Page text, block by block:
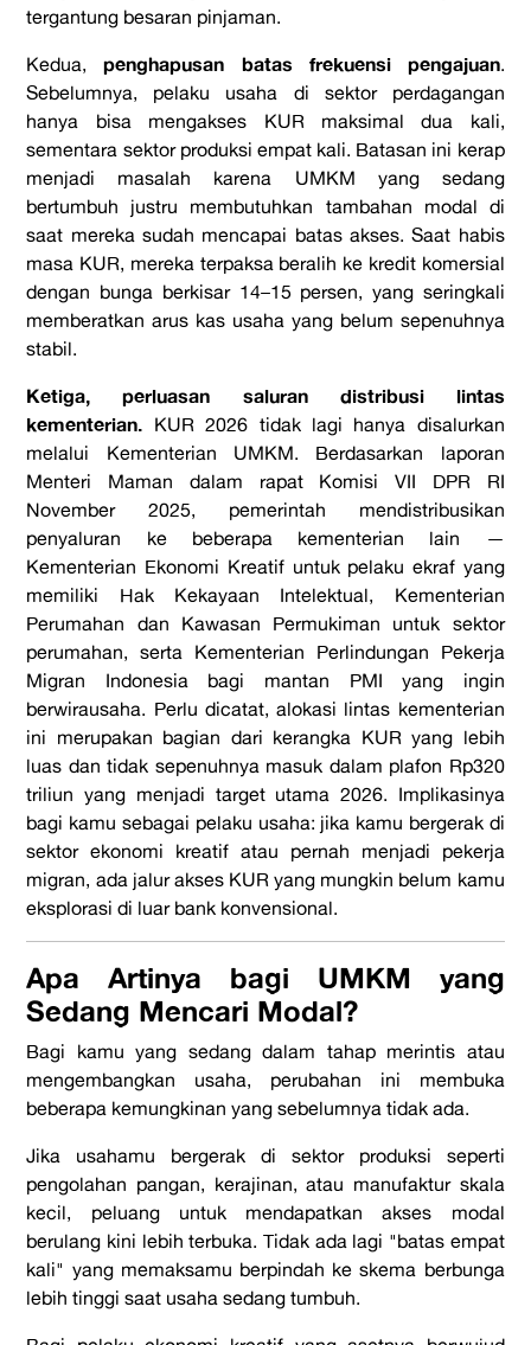
tergantung besaran pinjaman.
Kedua,penghapusan batas frekuensi pengajuan.
Sebelumnya, pelaku usaha di sektor perdagangan
hanya bisa mengakses KUR maksimal dua kali,
sementara sektor produksi empat kali. Batasan ini kerap
menjadi masalah karena UMKM yang sedang
bertumbuh justru membutuhkan tambahan modal di
saat mereka sudah mencapai batas akses. Saat habis
masa KUR, mereka terpaksa beralih ke kredit komersial
dengan bunga berkisar 14–15 persen, yang seringkali
memberatkan arus kas usaha yang belum sepenuhnya
stabil.
Ketiga, perluasan saluran distribusi lintas
kementerian. KUR 2026 tidak lagi hanya disalurkan
melalui Kementerian UMKM. Berdasarkan laporan
Menteri Maman dalam rapat Komisi VII DPR RI
November 2025, pemerintah mendistribusikan
penyaluran ke beberapa kementerian lain —
Kementerian Ekonomi Kreatif untuk pelaku ekraf yang
memiliki Hak Kekayaan Intelektual, Kementerian
Perumahan dan Kawasan Permukiman untuk sektor
perumahan, serta Kementerian Perlindungan Pekerja
Migran Indonesia bagi mantan PMI yang ingin
berwirausaha. Perlu dicatat, alokasi lintas kementerian
ini merupakan bagian dari kerangka KUR yang lebih
luas dan tidak sepenuhnya masuk dalam plafon Rp320
triliun yang menjadi target utama 2026. Implikasinya
bagi kamu sebagai pelaku usaha: jika kamu bergerak di
sektor ekonomi kreatif atau pernah menjadi pekerja
migran, ada jalur akses KUR yang mungkin belum kamu
eksplorasi di luar bank konvensional.
Apa Artinya bagi UMKM yang
Sedang Mencari Modal?
Bagi kamu yang sedang dalam tahap merintis atau
mengembangkan usaha, perubahan ini membuka
beberapa kemungkinan yang sebelumnya tidak ada.
Jika usahamu bergerak di sektor produksi seperti
pengolahan pangan, kerajinan, atau manufaktur skala
kecil, peluang untuk mendapatkan akses modal
berulang kini lebih terbuka. Tidak ada lagi "batas empat
kali" yang memaksamu berpindah ke skema berbunga
lebih tinggi saat usaha sedang tumbuh.